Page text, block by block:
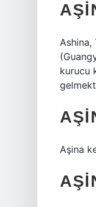
Ashina,
kurucu
Aşina